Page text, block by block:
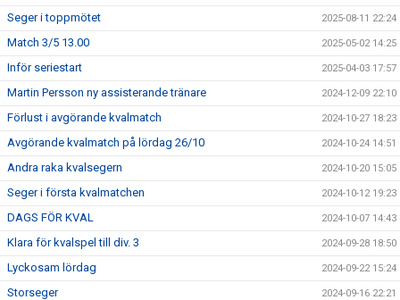
Seger i toppmötet 2025-08-11 22:24
Match 3/5 13.00 2025-05-02 14:25
Inför seriestart 2025-04-03 17:57
Martin Persson ny assisterande tränare 2024-12-09 22:10
Förlust i avgörande kvalmatch 2024-10-27 18:23
Avgörande kvalmatch på lördag 26/10 2024-10-24 14:51
Andra raka kvalsegern 2024-10-20 15:05
Seger i första kvalmatchen 2024-10-12 19:23
DAGS FÖR KVAL 2024-10-07 14:43
Klara för kvalspel till div. 3 2024-09-28 18:50
Lyckosam lördag 2024-09-22 15:24
Storseger 2024-09-16 22:21